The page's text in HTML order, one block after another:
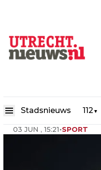
Stadsnieuws 112 ▼
Donovan
03 JUN , 15:21•SPORT